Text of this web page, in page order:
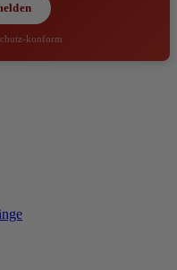
konform